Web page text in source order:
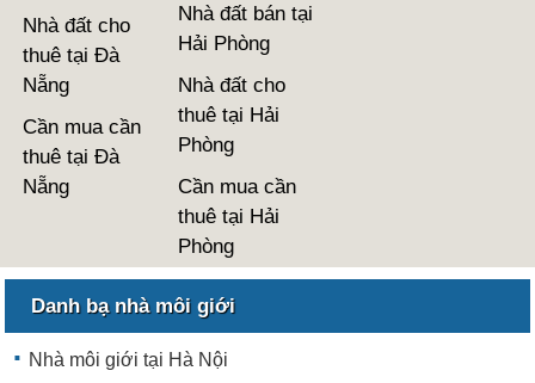
Nhà đất cho
thuê tại Đà
Nẵng
Cần mua cần
thuê tại Đà
Nẵng
Nhà đất bán tại
Hải Phòng
Nhà đất cho
thuê tại Hải
Phòng
Cần mua cần
thuê tại Hải
Phòng
Danh bạ nhà môi giới
Nhà môi giới tại Hà Nội